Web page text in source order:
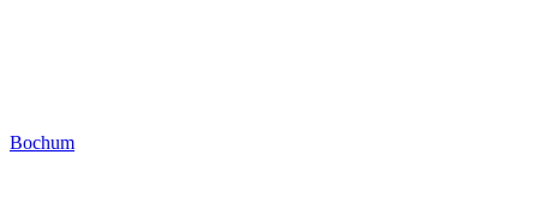
Bochum